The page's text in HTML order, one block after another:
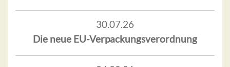
30.07.26
Die neue EU-Verpackungsverordnung